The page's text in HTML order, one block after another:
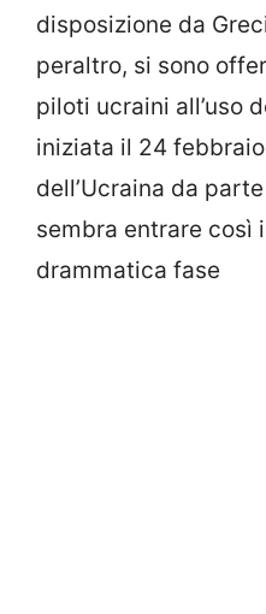
disposizione da
peraltro, si sono
piloti ucraini all’uso
iniziata il 24
dell’Ucraina da
sembra entrare così
drammatica fase